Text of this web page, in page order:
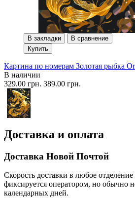
В закладки
В сравнение
Купить
Картина по номерам Золотая рыбка
В наличии
329.00 грн. 389.00 грн.
Доставка и оплата
Доставка Новой Почтой
Скорость доставки в любое
фиксируется оператором, но обычно
календарных дней.